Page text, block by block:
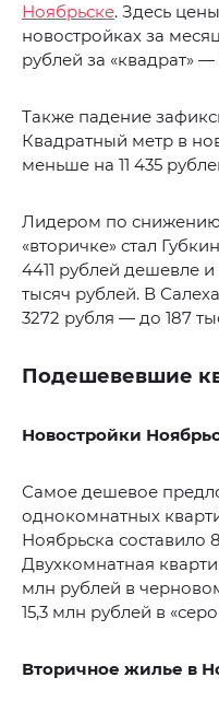
Ноябрьске. Здесь
новостройках за
рублей за «квадрат» —
Также падение
Квадратный метр в
меньше на 11 435
Лидером по
«вторичке» стал
4411 рублей дешевле и
тысяч рублей. В
3272 рубля — до 187
Подешевевшие
Новостройки
Самое дешевое
однокомнатных
Ноябрьска составило
Двухкомнатная
млн рублей в
15,3 млн рублей в
Вторичное жилье в